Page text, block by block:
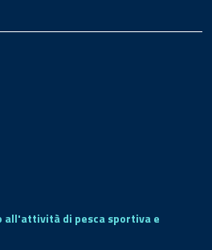
all'attività di pesca sportiva e